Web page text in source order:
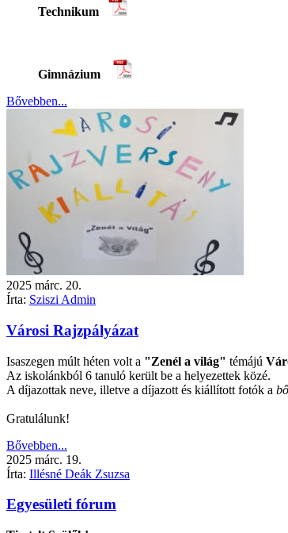
Technikum
Gimnázium
Bővebben...
2025 márc. 20.
Írta: Sziszi Admin
Városi Rajzpályázat
Isaszegen múlt héten volt a "Zenél a világ" témájú
Az iskolánkból 6 tanuló került be a helyezettek közé.
A díjazottak neve, illetve a díjazott és kiállított fotók a
Gratulálunk!
Bővebben...
2025 márc. 19.
Írta: Illésné Deák Zsuzsa
Egyesületi fórum